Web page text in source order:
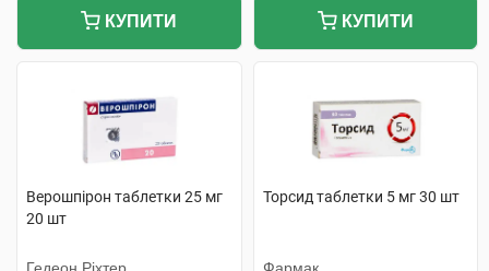
КУПИТИ КУПИТИ
Верошпірон таблетки 25 мг
20 шт
Торсид таблетки 5 мг 30 шт